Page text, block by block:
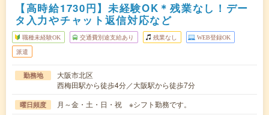
【高時給1730円】未経験OK＊残業なし！デー
タ入力やチャット返信対応など
職種未経験OK 交通費別途支給あり 残業なし WEB登録OK
派遣
勤務地
大阪市北区
西梅田駅から徒歩4分／大阪駅から徒歩7分
曜日頻度 月～金・土・日・祝 ※シフト勤務です。